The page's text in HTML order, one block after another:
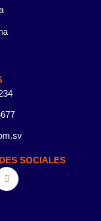
SOCIALES